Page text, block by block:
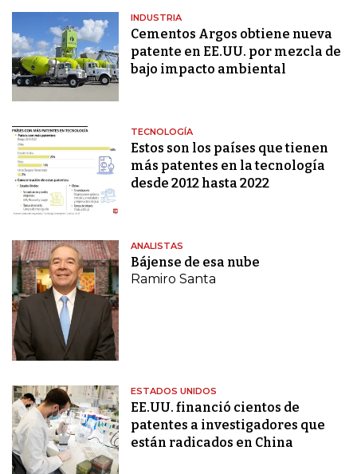
INDUSTRIA
Cementos Argos obtiene nueva
patente en EE.UU. por mezcla de
bajo impacto ambiental
TECNOLOGÍA
Estos son los países que tienen
más patentes en la tecnología
desde 2012 hasta 2022
ANALISTAS
Bájense de esa nube
Ramiro Santa
ESTADOS UNIDOS
EE.UU. financió cientos de
patentes a investigadores que
están radicados en China